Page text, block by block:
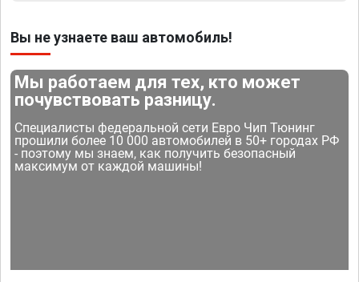
Вы не узнаете ваш автомобиль!
Мы работаем для тех, кто может
почувствовать разницу.
Специалисты федеральной сети Евро Чип Тюнинг
прошили более 10 000 автомобилей в 50+ городах РФ
- поэтому мы знаем, как получить безопасный
максимум от каждой машины!